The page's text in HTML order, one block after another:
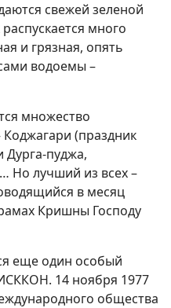
свежей зеленой
много
и грязная, опять
водоемы –
множество
(праздник
пуджа,
Но лучший из всех –
в месяц
Кришны Господу
еще один особый
14 ноября 1977
общества